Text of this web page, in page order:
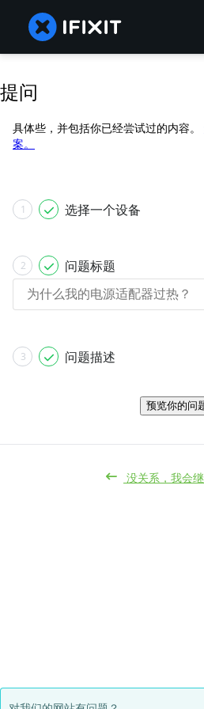
提问
具体些，并包括你已经尝试过的内容。
案。
1 选择一个设备
2 问题标题
3 问题描述
预览你的问
没关系，我会继